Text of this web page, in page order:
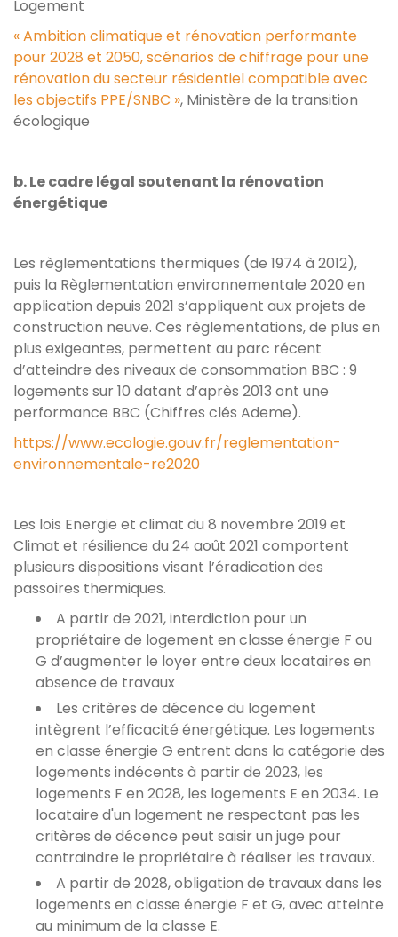
Logement
« Ambition climatique et rénovation performante
pour 2028 et 2050, scénarios de chiffrage pour une
rénovation du secteur résidentiel compatible avec
les objectifs PPE/SNBC », Ministère de la transition
écologique
b. Le cadre légal soutenant la rénovation
énergétique
Les règlementations thermiques (de 1974 à 2012),
puis la Règlementation environnementale 2020 en
application depuis 2021 s’appliquent aux projets de
construction neuve. Ces règlementations, de plus en
plus exigeantes, permettent au parc récent
d’atteindre des niveaux de consommation BBC : 9
logements sur 10 datant d’après 2013 ont une
performance BBC (Chiffres clés Ademe).
https://www.ecologie.gouv.fr/reglementation-
environnementale-re2020
Les lois Energie et climat du 8 novembre 2019 et
Climat et résilience du 24 août 2021 comportent
plusieurs dispositions visant l’éradication des
passoires thermiques.
A partir de 2021, interdiction pour un
propriétaire de logement en classe énergie F ou
G d’augmenter le loyer entre deux locataires en
absence de travaux
Les critères de décence du logement
intègrent l’efficacité énergétique. Les logements
en classe énergie G entrent dans la catégorie des
logements indécents à partir de 2023, les
logements F en 2028, les logements E en 2034. Le
locataire d'un logement ne respectant pas les
critères de décence peut saisir un juge pour
contraindre le propriétaire à réaliser les travaux.
A partir de 2028, obligation de travaux dans les
logements en classe énergie F et G, avec atteinte
au minimum de la classe E.